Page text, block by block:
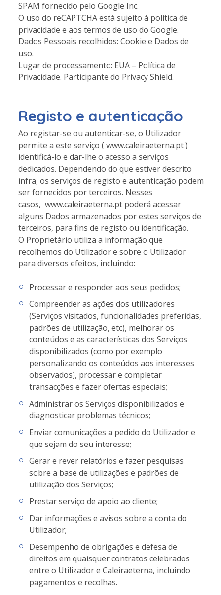
SPAM fornecido pelo Google Inc.
O uso do reCAPTCHA está sujeito à política de
privacidade e aos termos de uso do Google.
Dados Pessoais recolhidos: Cookie e Dados de
uso.
Lugar de processamento: EUA – Política de
Privacidade. Participante do Privacy Shield.
Registo e autenticação
Ao registar-se ou autenticar-se, o Utilizador
permite a este serviço ( www.caleiraeterna.pt )
identificá-lo e dar-lhe o acesso a serviços
dedicados. Dependendo do que estiver descrito
infra, os serviços de registo e autenticação podem
ser fornecidos por terceiros. Nesses
casos, www.caleiraeterna.pt poderá acessar
alguns Dados armazenados por estes serviços de
terceiros, para fins de registo ou identificação.
O Proprietário utiliza a informação que
recolhemos do Utilizador e sobre o Utilizador
para diversos efeitos, incluindo:
Processar e responder aos seus pedidos;
Compreender as ações dos utilizadores
(Serviços visitados, funcionalidades preferidas,
padrões de utilização, etc), melhorar os
conteúdos e as características dos Serviços
disponibilizados (como por exemplo
personalizando os conteúdos aos interesses
observados), processar e completar
transacções e fazer ofertas especiais;
Administrar os Serviços disponibilizados e
diagnosticar problemas técnicos;
Enviar comunicações a pedido do Utilizador e
que sejam do seu interesse;
Gerar e rever relatórios e fazer pesquisas
sobre a base de utilizações e padrões de
utilização dos Serviços;
Prestar serviço de apoio ao cliente;
Dar informações e avisos sobre a conta do
Utilizador;
Desempenho de obrigações e defesa de
direitos em quaisquer contratos celebrados
entre o Utilizador e Caleiraeterna, incluindo
pagamentos e recolhas.